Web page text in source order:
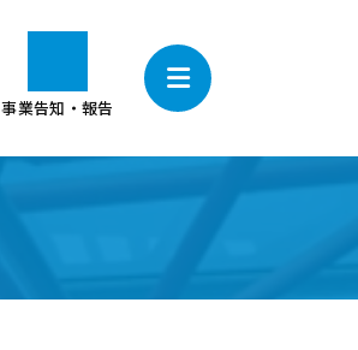
事業告知・報告